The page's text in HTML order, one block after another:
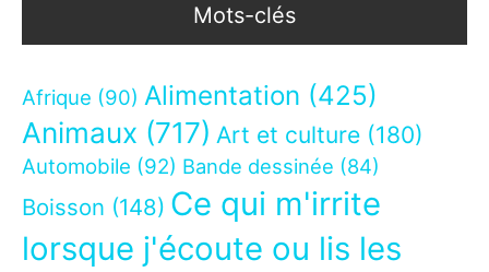
Mots-clés
Afrique (90) Alimentation (425)
Animaux (717) Art et culture (180)
Automobile (92) Bande dessinée (84)
Boisson (148) Ce qui m'irrite
lorsque j'écoute ou lis les